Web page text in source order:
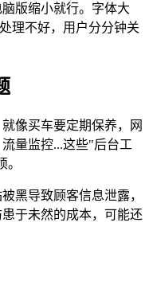
版缩小就行。字体大
理不好，用户分分钟关
像买车要定期保养，网
量监控...这些"后台工
黑导致顾客信息泄露，
于未然的成本，可能还